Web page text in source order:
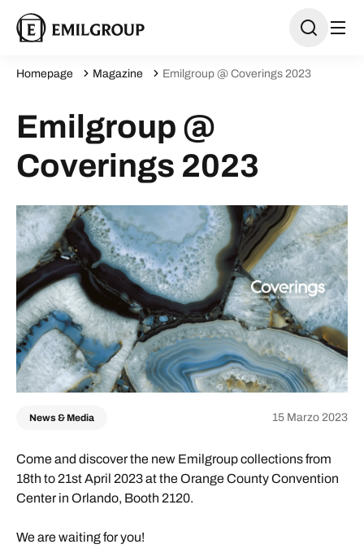
Homepage Magazine Emilgroup @ Coverings 2023
Emilgroup @
Coverings 2023
News & Media 15 Marzo 2023
Come and discover the new Emilgroup collections from
18th to 21st April 2023 at the Orange County Convention
Center in Orlando, Booth 2120.
We are waiting for you!